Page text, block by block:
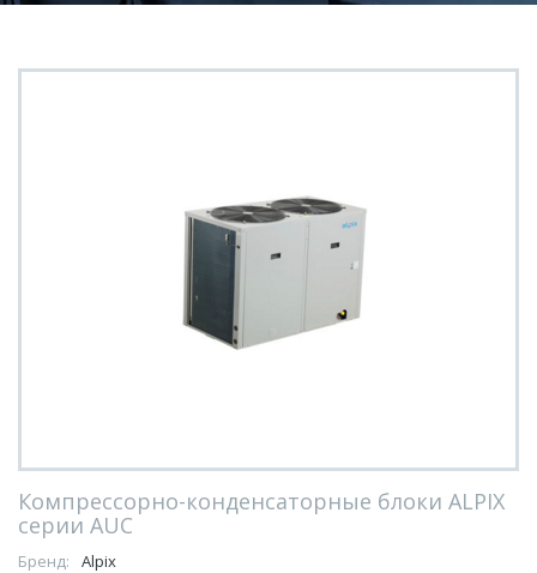
Компрессорно-конденсаторные блоки ALPIX
серии AUC
Бренд: Alpix